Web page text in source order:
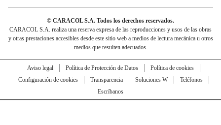
© CARACOL S.A. Todos los derechos reservados.
CARACOL S.A. realiza una reserva expresa de las reproducciones y usos de las obras
y otras prestaciones accesibles desde este sitio web a medios de lectura mecánica u otros
medios que resulten adecuados.
Aviso legal Política de Protección de Datos
Política de cookies
Configuración de cookies
Transparencia Soluciones W
Teléfonos
Escríbanos